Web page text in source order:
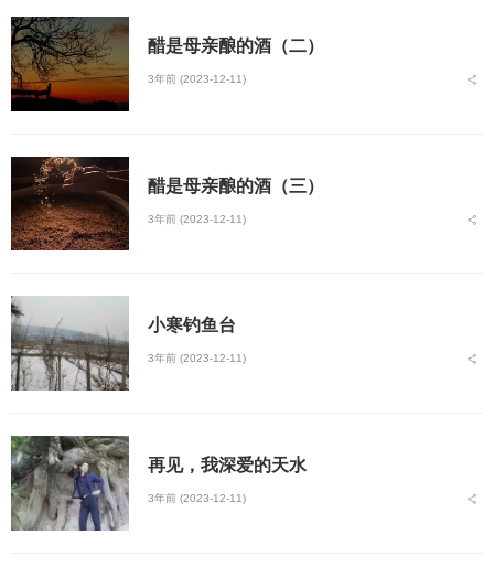
醋是母亲酿的酒（二）
3年前 (2023-12-11)
醋是母亲酿的酒（三）
3年前 (2023-12-11)
小寒钓鱼台
3年前 (2023-12-11)
再见，我深爱的天水
3年前 (2023-12-11)